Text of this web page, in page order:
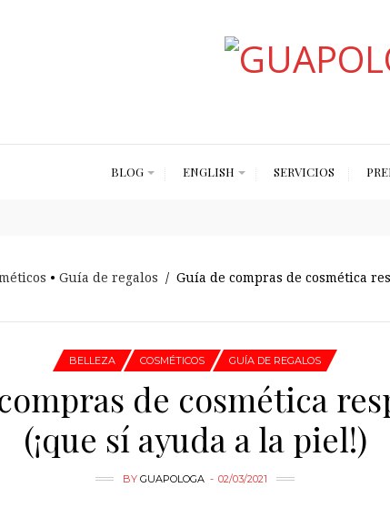
BLOG ENGLISH SERVICIOS
• Guía de regalos / Guía de compras de cosmética
BELLEZA COSMÉTICOS GUÍA DE REGALOS
de cosmética
(¡que sí ayuda a la piel!)
BYGUAPOLOGA 02/03/2021